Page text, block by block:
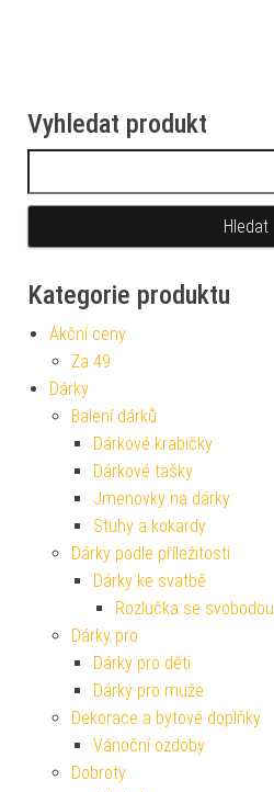
Vyhledat produkt
Kategorie produktu
Akční ceny
Za 49
Dárky
Balení dárků
Dárkové krabičky
Dárkové tašky
Jmenovky na dárky
Stuhy a kokardy
Dárky podle příležitosti
Dárky ke svatbě
Rozlučka se svobodou
Dárky pro
Dárky pro děti
Dárky pro muže
Dekorace a bytové doplňky
Vánoční ozdoby
Dobroty